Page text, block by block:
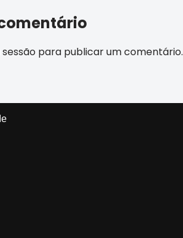
para publicar um comentário.